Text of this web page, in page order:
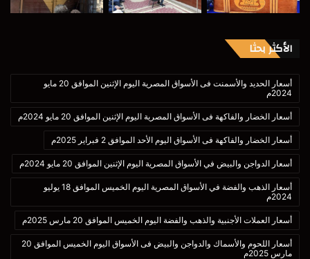
الأكثر بحثا
أسعار الحديد والأسمنت فى الأسواق المصرية اليوم الإثنين الموافق 20 مايو
2024م
أسعار الخضار والفاكهة فى الأسواق المصرية اليوم الإثنين الموافق 20 مايو 2024م
أسعار الخضار والفاكهة فى الأسواق اليوم الأحد الموافق 2 فبراير 2025م
أسعار الدواجن والبيض في الأسواق المصرية اليوم الإثنين الموافق 20 مايو 2024م
أسعار الذهب والفضة في الأسواق المصرية اليوم الخميس الموافق 18 يوليو
2024م
أسعار العملات الأجنبية والذهب والفضة اليوم الخميس الموافق 20 مارس 2025م
أسعار اللحوم والأسماك والدواجن والبيض فى الأسواق اليوم الخميس الموافق 20
مارس 2025م